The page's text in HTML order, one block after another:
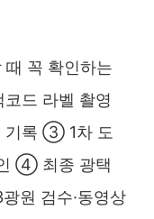
때 꼭 확인하는
드 라벨 촬영
기록 ③ 1차 도
④ 최종 광택
원 검수·동영상